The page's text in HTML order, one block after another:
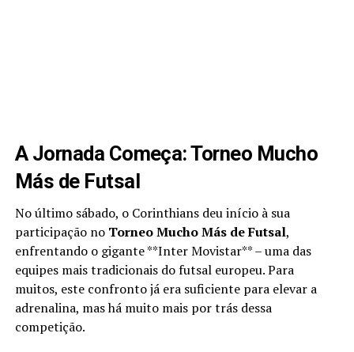
A Jornada Começa: Torneo Mucho
Más de Futsal
No último sábado, o Corinthians deu início à sua
participação no Torneo Mucho Más de Futsal,
enfrentando o gigante **Inter Movistar** – uma das
equipes mais tradicionais do futsal europeu. Para
muitos, este confronto já era suficiente para elevar a
adrenalina, mas há muito mais por trás dessa
competição.